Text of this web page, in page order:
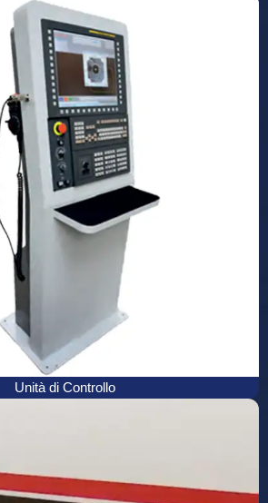
Unità di Controllo